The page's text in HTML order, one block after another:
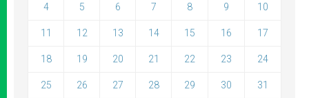
4 5 6 7 8 9 10
11 12 13 14 15 16 17
18 19 20 21 22 23 24
25 26 27 28 29 30 31